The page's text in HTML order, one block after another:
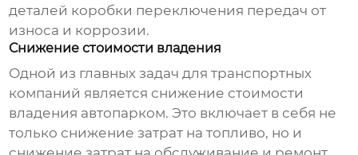
деталей коробки переключения передач от
износа и коррозии.
Снижение стоимости владения
Одной из главных задач для транспортных
компаний является снижение стоимости
владения автопарком. Это включает в себя не
только снижение затрат на топливо, но и